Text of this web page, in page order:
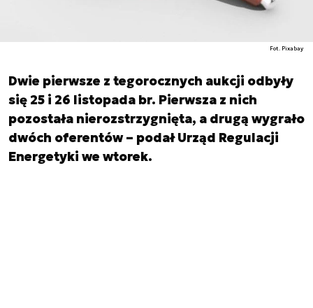
Fot. Pixabay
Dwie pierwsze z tegorocznych aukcji odbyły
się 25 i 26 listopada br. Pierwsza z nich
pozostała nierozstrzygnięta, a drugą wygrało
dwóch oferentów – podał Urząd Regulacji
Energetyki we wtorek.